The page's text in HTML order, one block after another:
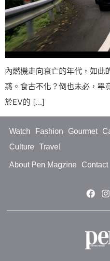
內燃機走向衰亡的年代，如此
惑。食古不化？倒也未必，畢
於EV的 […]
Watch Fashion Gourmet
Culture
Travel
About Pen Magzine Contact